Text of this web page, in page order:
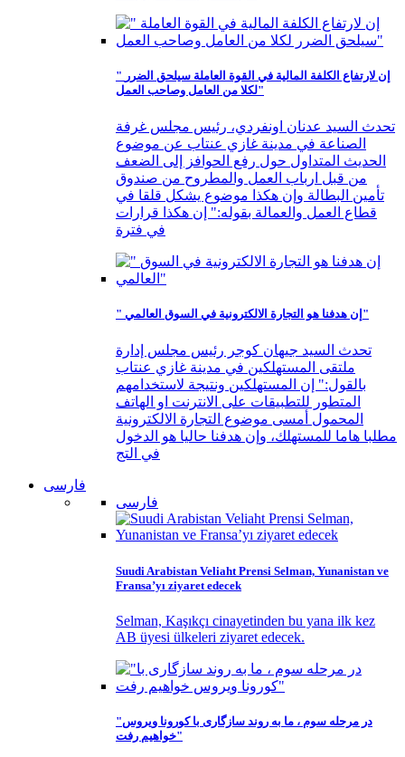
" إن لارتفاع الكلفة المالية في القوة العاملة سيلحق الضرر
لكلا من العامل وصاحب العمل"
تحدث السيد عدنان اونفردي، رئيس مجلس غرفة
الصناعة في مدينة غازي عنتاب عن موضوع
الحديث المتداول حول رفع الحوافز إلى الضعف
من قبل ارباب العمل والمطروح من صندوق
تأمين البطالة وإن هكذا موضوع يشكل قلقا في
قطاع العمل والعمالة بقوله:" إن هكذا قرارات
في فترة
" إن هدفنا هو التجارة الالكترونية في السوق العالمي"
تحدث السيد جيهان كوجر رئيس مجلس إدارة
ملتقى المستهلكين في مدينة غازي عنتاب
بالقول:" إن المستهلكين ونتيجة لاستخدامهم
المتطور للتطبيقات على الانترنت او الهاتف
المحمول أمسى موضوع التجارة الالكترونية
مطلبا هاما للمستهلك، وإن هدفنا حاليا هو الدخول
في التج
فارسی
فارسی
Suudi Arabistan Veliaht Prensi Selman, Yunanistan ve
Fransa’yı ziyaret edecek
Selman, Kaşıkçı cinayetinden bu yana ilk kez
AB üyesi ülkeleri ziyaret edecek.
"در مرحله سوم ، ما به روند سازگاری با کورونا ویروس
خواهیم رفت"